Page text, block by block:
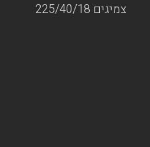
צמיגים 225/40/18